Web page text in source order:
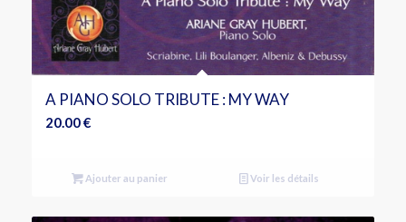
A PIANO SOLO TRIBUTE : MY WAY
20.00€
Ajouter au panier Voir les détails